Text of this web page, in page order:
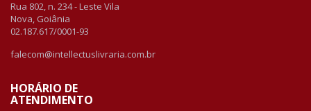
Rua 802, n. 234 - Leste Vila
Nova, Goiânia
02.187.617/0001-93
falecom@intellectuslivraria.com.br
HORÁRIO DE
ATENDIMENTO